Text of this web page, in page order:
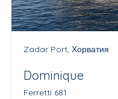
Zadar Port, Хорватия
Dominique
Ferretti 681